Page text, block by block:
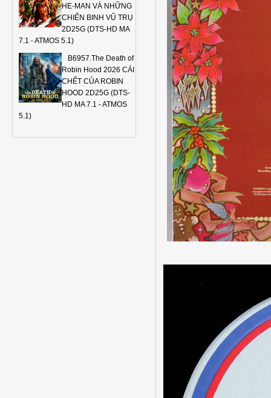
HE-MAN VÀ NHỮNG
CHIẾN BINH VŨ TRỤ
2D25G (DTS-HD MA
7.1 - ATMOS 5.1)
B6957.The Death of
Robin Hood 2026 CÁI
CHẾT CỦA ROBIN
HOOD 2D25G (DTS-
HD MA 7.1 - ATMOS
5.1)